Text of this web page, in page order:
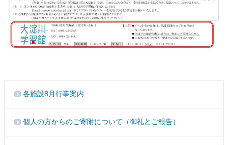
各施設8月行事案内
個人の方からのご寄附について（御礼とご報告）